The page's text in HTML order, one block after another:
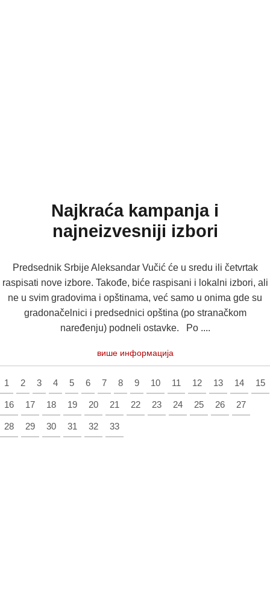
Najkraća kampanja i
najneizvesniji izbori
Predsednik Srbije Aleksandar Vučić će u sredu ili četvrtak
raspisati nove izbore. Takođe, biće raspisani i lokalni izbori, ali
ne u svim gradovima i opštinama, već samo u onima gde su
gradonačelnici i predsednici opština (po stranačkom
naređenju) podneli ostavke. Po ....
више информација
1 2 3 4 5 6 7 8 9 10 11 12 13 14 15
16 17 18 19 20 21 22 23 24 25 26 27
28 29 30 31 32 33